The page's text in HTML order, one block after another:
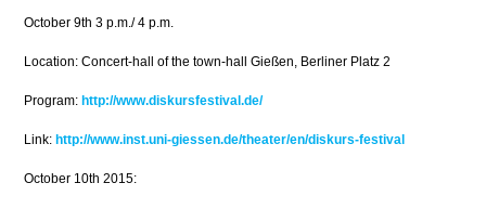
October 9th 3 p.m./ 4 p.m.
Location: Concert-hall of the town-hall Gießen, Berliner Platz 2
Program: http://www.diskursfestival.de/
Link: http://www.inst.uni-giessen.de/theater/en/diskurs-festival
October 10th 2015: